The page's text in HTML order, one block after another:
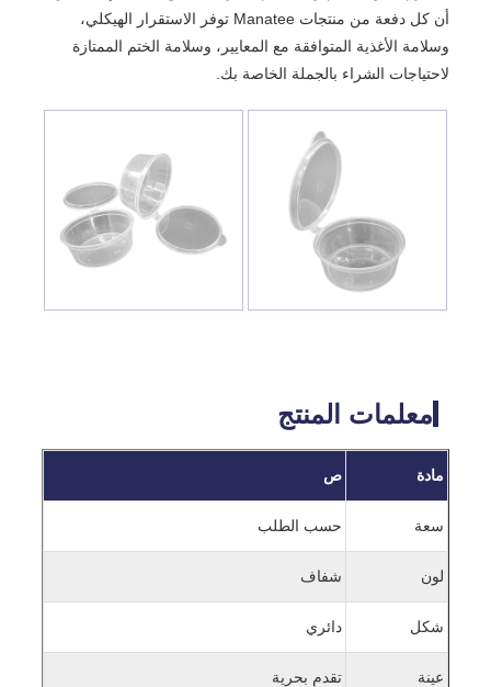
أن كل دفعة من منتجات Manatee توفر الاستقرار الهيكلي،
وسلامة الأغذية المتوافقة مع المعايير، وسلامة الختم الممتازة
لاحتياجات الشراء بالجملة الخاصة بك.
معلمات المنتج
مادة ص
سعة حسب الطلب
لون شفاف
شكل دائري
عينة تقدم بحرية